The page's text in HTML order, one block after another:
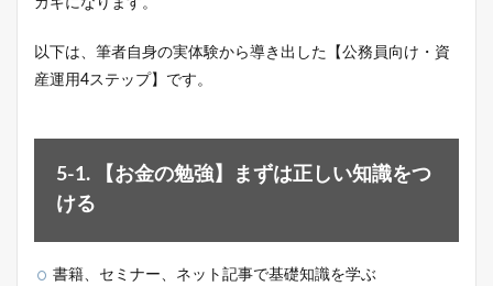
カギになります。
以下は、筆者自身の実体験から導き出した【公務員向け・資
産運用4ステップ】です。
5-1. 【お金の勉強】まずは正しい知識をつ
ける
書籍、セミナー、ネット記事で基礎知識を学ぶ